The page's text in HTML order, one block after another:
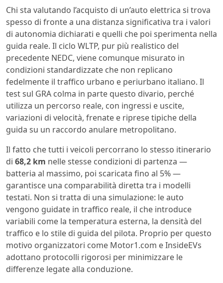
Chi sta valutando l’acquisto di un’auto elettrica si trova
spesso di fronte a una distanza significativa tra i valori
di autonomia dichiarati e quelli che poi sperimenta nella
guida reale. Il ciclo WLTP, pur più realistico del
precedente NEDC, viene comunque misurato in
condizioni standardizzate che non replicano
fedelmente il traffico urbano e periurbano italiano. Il
test sul GRA colma in parte questo divario, perché
utilizza un percorso reale, con ingressi e uscite,
variazioni di velocità, frenate e riprese tipiche della
guida su un raccordo anulare metropolitano.
Il fatto che tutti i veicoli percorrano lo stesso itinerario
di 68,2 km nelle stesse condizioni di partenza —
batteria al massimo, poi scaricata fino al 5% —
garantisce una comparabilità diretta tra i modelli
testati. Non si tratta di una simulazione: le auto
vengono guidate in traffico reale, il che introduce
variabili come la temperatura esterna, la densità del
traffico e lo stile di guida del pilota. Proprio per questo
motivo organizzatori come Motor1.com e InsideEVs
adottano protocolli rigorosi per minimizzare le
differenze legate alla conduzione.